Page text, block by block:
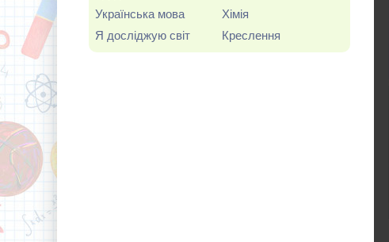
Українська мова
Я досліджую світ
Хімія
Креслення